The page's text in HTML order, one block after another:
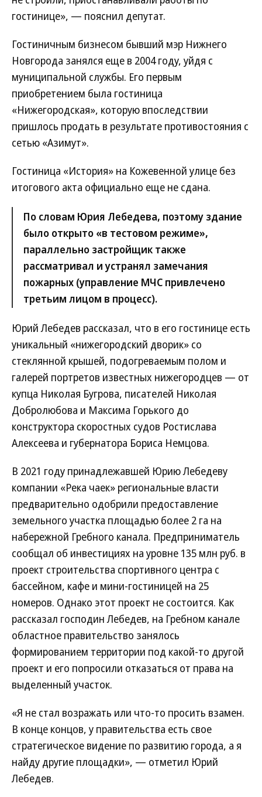
гостинице», — пояснил депутат.
Гостиничным бизнесом бывший мэр Нижнего
Новгорода занялся еще в 2004 году, уйдя с
муниципальной службы. Его первым
приобретением была гостиница
«Нижегородская», которую впоследствии
пришлось продать в результате противостояния с
сетью «Азимут».
Гостиница «История» на Кожевенной улице без
итогового акта официально еще не сдана.
По словам Юрия Лебедева, поэтому здание
было открыто «в тестовом режиме»,
параллельно застройщик также
рассматривал и устранял замечания
пожарных (управление МЧС привлечено
третьим лицом в процесс).
Юрий Лебедев рассказал, что в его гостинице есть
уникальный «нижегородский дворик» со
стеклянной крышей, подогреваемым полом и
галерей портретов известных нижегородцев — от
купца Николая Бугрова, писателей Николая
Добролюбова и Максима Горького до
конструктора скоростных судов Ростислава
Алексеева и губернатора Бориса Немцова.
В 2021 году принадлежавшей Юрию Лебедеву
компании «Река чаек» региональные власти
предварительно одобрили предоставление
земельного участка площадью более 2 га на
набережной Гребного канала. Предприниматель
сообщал об инвестициях на уровне 135 млн руб. в
проект строительства спортивного центра с
бассейном, кафе и мини-гостиницей на 25
номеров. Однако этот проект не состоится. Как
рассказал господин Лебедев, на Гребном канале
областное правительство занялось
формированием территории под какой-то другой
проект и его попросили отказаться от права на
выделенный участок.
«Я не стал возражать или что-то просить взамен.
В конце концов, у правительства есть свое
стратегическое видение по развитию города, а я
найду другие площадки», — отметил Юрий
Лебедев.